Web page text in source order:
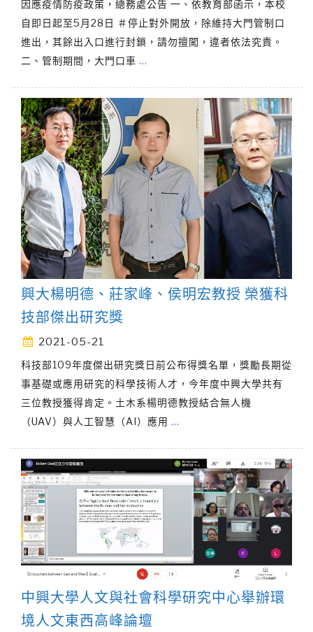
因應疫情防疫政策，總務處公告 一、依教育部函示，本校
自即日起至5月28日 ＃停止對外開放，除維持大門管制口
進出，其餘出入口進行封鎖，請勿擅闖，違者依法究責。
二、管制期間，大門口車 …
興大楊明德、莊家峰、侯明宏教授 榮獲科
技部傑出研究獎
2021-05-21
科技部109年度傑出研究獎日前公布得獎名單，獎勵長期從
事基礎或應用研究的科學技術人才，今年度中興大學共有
三位教授獲得肯定。土木系楊明德教授結合無人機
（UAV）與人工智慧（AI）應用 …
中興大學人文與社會科學研究中心舉辦環
境人文東西高峰論壇